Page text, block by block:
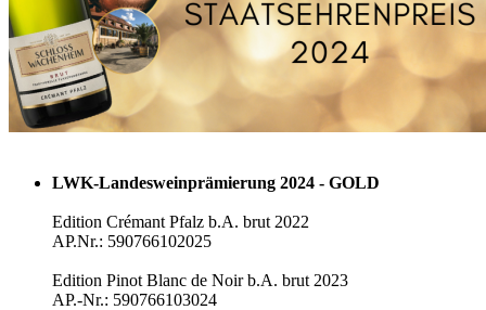
LWK-Landesweinprämierung 2024 - GOLD
Edition Crémant Pfalz b.A. brut 2022
AP.Nr.: 590766102025
Edition Pinot Blanc de Noir b.A. brut 2023
AP.-Nr.: 590766103024